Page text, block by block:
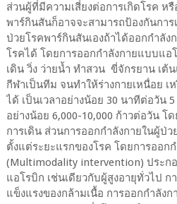
ส่วนผู้ที่มีความเสี่ยงต่อการเกิดโรค ห
พาร์กินสันก็อาจจะสามารถป้องกันกา
ป่วยโรคพาร์กินสันเองถ้าได้ออกกำลัง
โรคได้ โดยการออกกำลังกายแบบแอ
เดิน วิ่ง ว่ายน้ำ ทำสวน ขี่จักรยาน เต้
กีฬาเป็นทีม จนทำให้ร่างกายเหนื่อย
ได้ เป็นเวลาอย่างน้อย 30 นาทีต่อวัน
อย่างน้อย 6,000-10,000 ก้าวต่อวัน โ
การเดิน ส่วนการออกกำลังกายในผู้ป่
ตั้งแต่ระยะแรกของโรค โดยการออก
(Multimodality intervention) ประก
แอโรบิก เช่นเดียวกับผู้สูงอายุทั่วไป ก
แข็งแรงของกล้ามเนื้อ การออกกำลัง